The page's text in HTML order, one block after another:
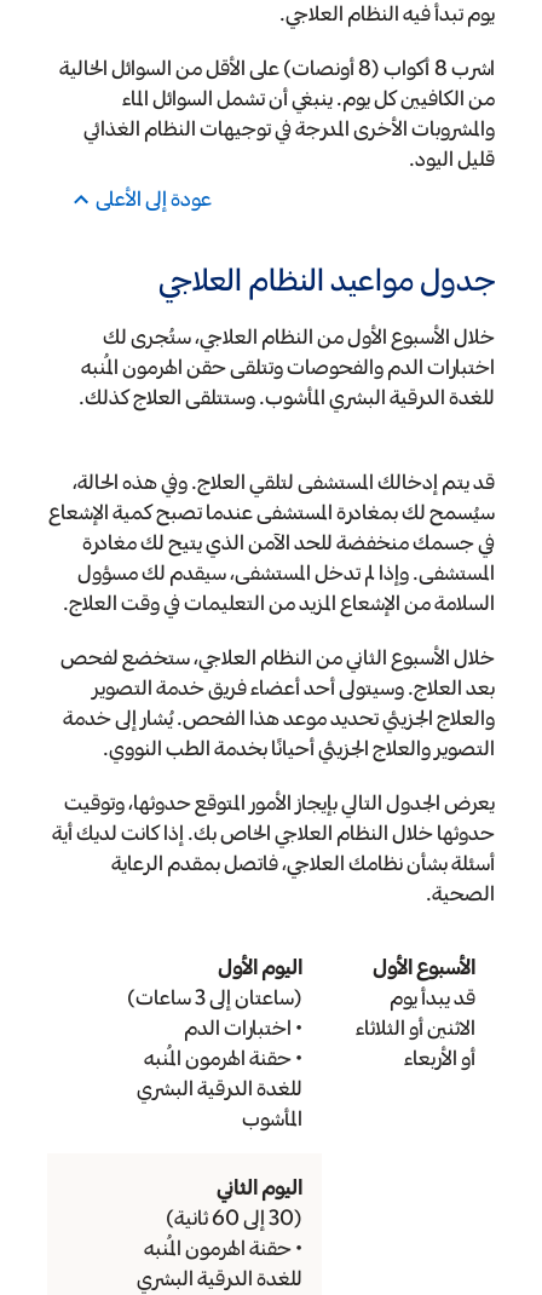
يوم تبدأ فيه النظام العلاجي.
اشرب 8 أكواب (8 أونصات) على الأقل من السوائل الخالية
من الكافيين كل يوم. ينبغي أن تشمل السوائل الماء
والمشروبات الأخرى المدرجة في توجيهات النظام الغذائي
قليل اليود.
عودة إلى الأعلى
جدول مواعيد النظام العلاجي
خلال الأسبوع الأول من النظام العلاجي، ستُجرى لك
اختبارات الدم والفحوصات وتتلقى حقن الهرمون المُنبه
للغدة الدرقية البشري المأشوب. وستتلقى العلاج كذلك.
قد يتم إدخالك المستشفى لتلقي العلاج. وفي هذه الحالة،
سيُسمح لك بمغادرة المستشفى عندما تصبح كمية الإشعاع
في جسمك منخفضة للحد الآمن الذي يتيح لك مغادرة
المستشفى. وإذا لم تدخل المستشفى، سيقدم لك مسؤول
السلامة من الإشعاع المزيد من التعليمات في وقت العلاج.
خلال الأسبوع الثاني من النظام العلاجي، ستخضع لفحص
بعد العلاج. وسيتولى أحد أعضاء فريق خدمة التصوير
والعلاج الجزيئي تحديد موعد هذا الفحص. يُشار إلى خدمة
التصوير والعلاج الجزيئي أحيانًا بخدمة الطب النووي.
يعرض الجدول التالي بإيجاز الأمور المتوقع حدوثها، وتوقيت
حدوثها خلال النظام العلاجي الخاص بك. إذا كانت لديك أية
أسئلة بشأن نظامك العلاجي، فاتصل بمقدم الرعاية
الصحية.
الأسبوع الأول
قد يبدأ يوم
الاثنين أو الثلاثاء
أو الأربعاء
اليوم الأول
(ساعتان إلى 3 ساعات)
• اختبارات الدم
• حقنة الهرمون المُنبه
للغدة الدرقية البشري
المأشوب
اليوم الثاني
(30 إلى 60 ثانية)
• حقنة الهرمون المُنبه
للغدة الدرقية البشري